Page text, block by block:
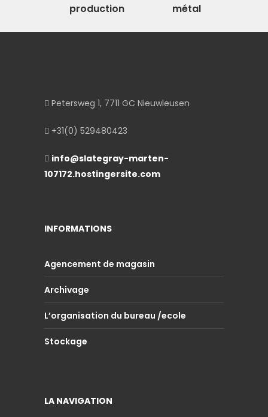
production
métal
Petersweg 1, 7711 GC Nieuwleusen
+31(0) 529480423
info@slategray-marten-
107172.hostingersite.com
INFORMATIONS
Agencement de magasin
Archivage
L’organisation du bureau /ecole
Stockage
LA NAVIGATION